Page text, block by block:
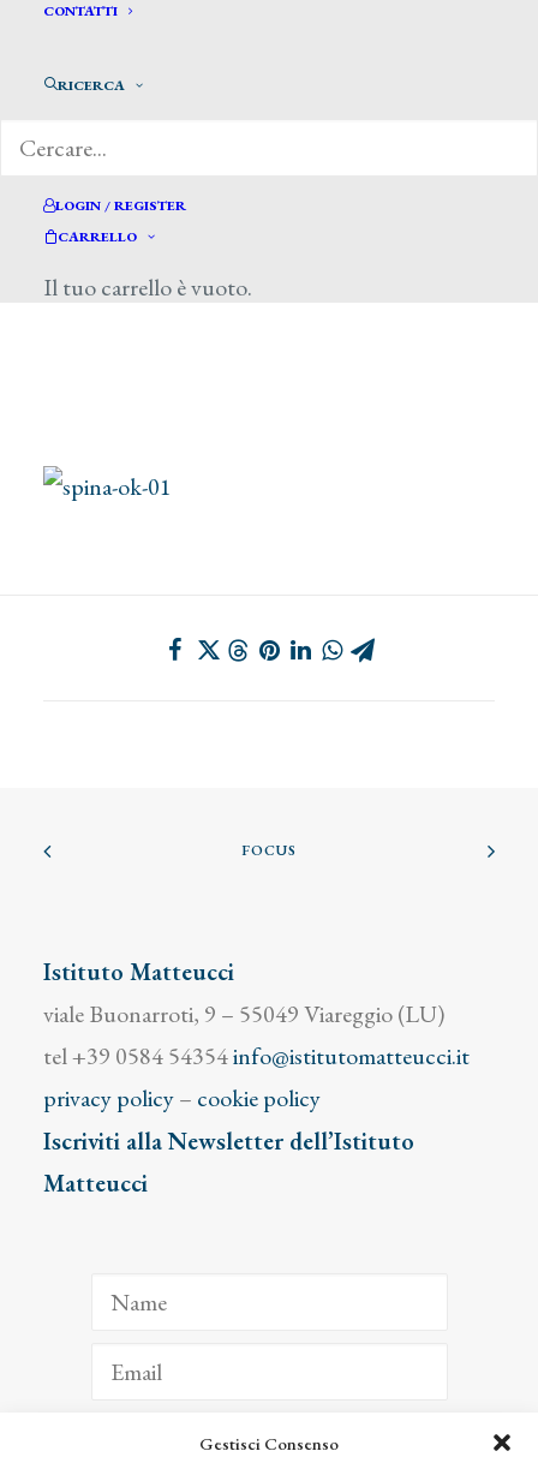
Gestisci Consenso
CONTATTI
RICERCA
LOGIN / REGISTER
CARRELLO
Il tuo carrello è vuoto.
di Anna Lagorio, Il Sole 24 Ore, 3 marzo
FOCUS
Istituto Matteucci
viale Buonarroti, 9 – 55049 Viareggio (LU)
tel +39 0584 54354info@istitutomatteucci.it
privacy policy– cookie policy
Iscriviti alla Newsletter dell’Istituto
Matteucci
ISCRIVITI